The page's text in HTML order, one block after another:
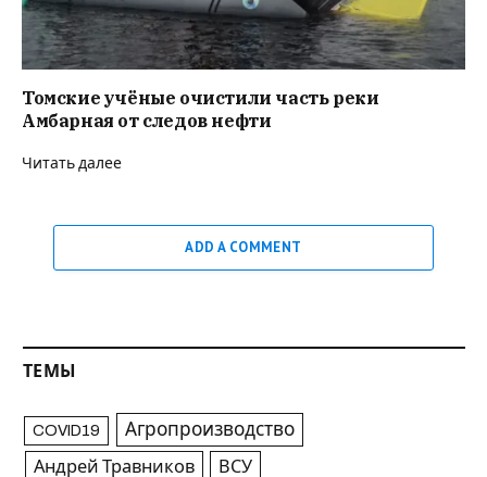
Томские учёные очистили часть реки
Амбарная от следов нефти
Читать далее
ADD A COMMENT
ТЕМЫ
COVID19 Агропроизводство
Андрей Травников ВСУ